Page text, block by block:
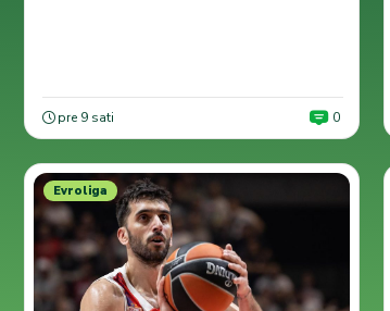
pre 9 sati 0
Evroliga